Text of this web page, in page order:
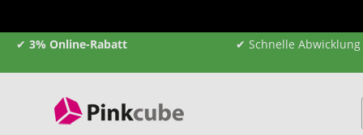
✔ 3% Online-Rabatt ✔ Schnelle Abwicklung